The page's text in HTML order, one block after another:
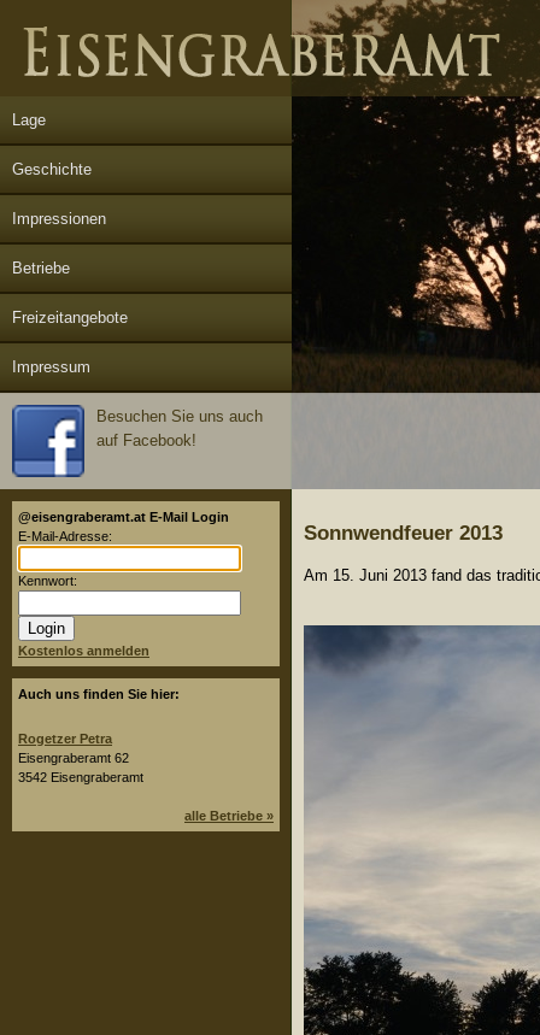
Besuchen Sie uns auch
auf Facebook!
Lage
Geschichte
Impressionen
Betriebe
Freizeitangebote
Impressum
@eisengraberamt.at E-Mail Login
E-Mail-Adresse:
Kennwort:
Kostenlos anmelden
Auch uns finden Sie hier:
Rogetzer Petra
Eisengraberamt 62
3542 Eisengraberamt
alle Betriebe »
Sonnwendfeuer 2013
Am 15. Juni 2013 fand das